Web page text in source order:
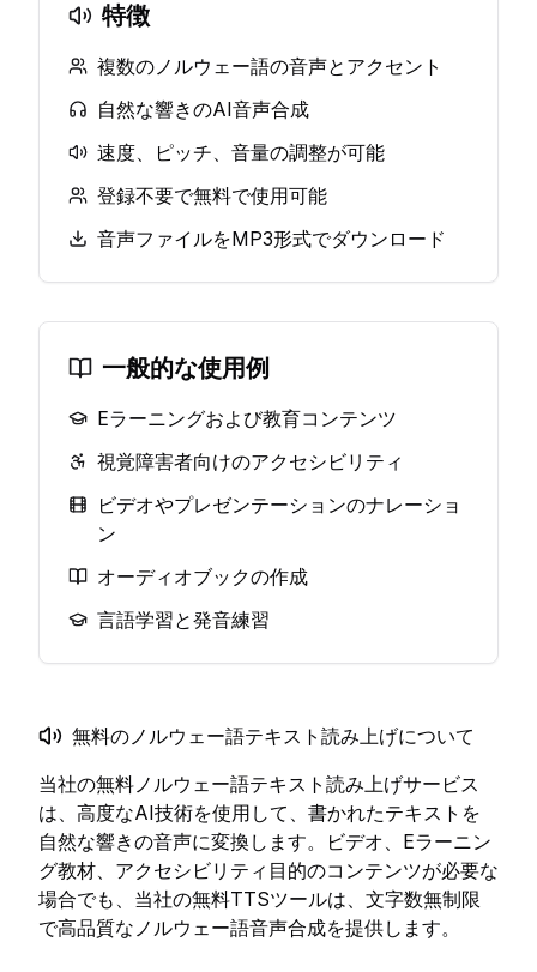
特徴
複数のノルウェー語の音声とアクセント
自然な響きのAI音声合成
速度、ピッチ、音量の調整が可能
登録不要で無料で使用可能
音声ファイルをMP3形式でダウンロード
一般的な使用例
Eラーニングおよび教育コンテンツ
視覚障害者向けのアクセシビリティ
ビデオやプレゼンテーションのナレーショ
ン
オーディオブックの作成
言語学習と発音練習
無料のノルウェー語テキスト読み上げについて
当社の無料ノルウェー語テキスト読み上げサービス
は、高度なAI技術を使用して、書かれたテキストを
自然な響きの音声に変換します。ビデオ、Eラーニン
グ教材、アクセシビリティ目的のコンテンツが必要な
場合でも、当社の無料TTSツールは、文字数無制限
で高品質なノルウェー語音声合成を提供します。